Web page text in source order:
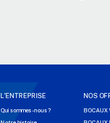
L'ENTREPRISE
Qui sommes-nous ?
NOS
BOCAUX